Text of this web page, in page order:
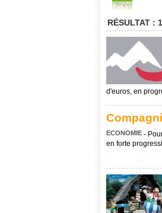
RÉSULTAT :
d'euros, en
ECONOMIE -
en forte